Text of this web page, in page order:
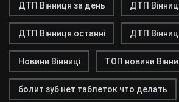
ДТП Вінниця за день ДТП
ДТП Вінниця останні ДТП
Новини Вінниці ТОП новини
болит зуб нет таблеток что делать